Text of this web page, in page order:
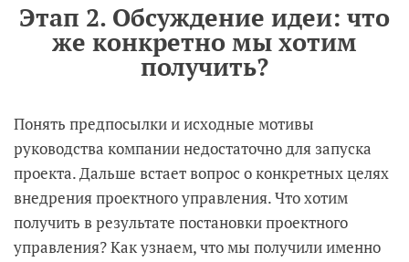
Этап 2. Обсуждение идеи: что
же конкретно мы хотим
получить?
Понять предпосылки и исходные мотивы
руководства компании недостаточно для запуска
проекта. Дальше встает вопрос о конкретных целях
внедрения проектного управления. Что хотим
получить в результате постановки проектного
управления? Как узнаем, что мы получили именно